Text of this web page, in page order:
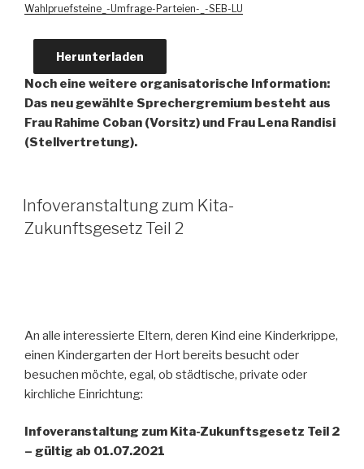
Wahlpruefsteine_-Umfrage-Parteien-_-SEB-LU
Herunterladen
Noch eine weitere organisatorische Information:
Das neu gewählte Sprechergremium besteht aus
Frau Rahime Coban (Vorsitz) und Frau Lena Randisi
(Stellvertretung).
Infoveranstaltung zum Kita-
Zukunftsgesetz Teil 2
An alle interessierte Eltern, deren Kind eine Kinderkrippe,
einen Kindergarten der Hort bereits besucht oder
besuchen möchte, egal, ob städtische, private oder
kirchliche Einrichtung:
Infoveranstaltung zum Kita-Zukunftsgesetz Teil 2
– gültig ab 01.07.2021